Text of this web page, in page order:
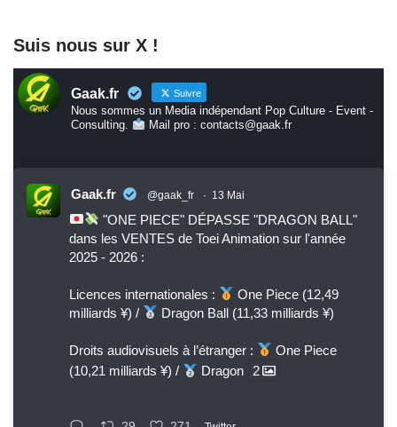
Suis nous sur X !
Gaak.fr Suivre
Nous sommes un Media indépendant Pop Culture - Event -
Consulting.
Mail pro : contacts@gaak.fr
Gaak.fr @gaak_fr · 13 Mai
"ONE PIECE" DÉPASSE "DRAGON BALL"
dans les VENTES de Toei Animation sur l'année
2025 - 2026 :
Licences internationales :
One Piece (12,49
milliards ¥) /
Dragon Ball (11,33 milliards ¥)
Droits audiovisuels à l’étranger :
One Piece
(10,21 milliards ¥) /
Dragon 2